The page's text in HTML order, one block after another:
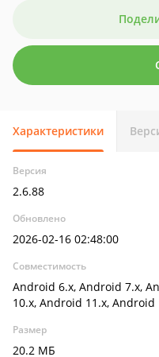
Характеристики
Версия
2.6.88
Обновлено
2026-02-16 02:48:00
Совместимость
Android 6.x, Android 7.x,
10.x, Android 11.x,
Размер
20.2 МБ